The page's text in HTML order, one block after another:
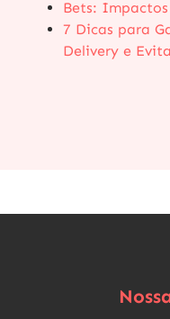
Bets:
7 Dicas para
Delivery e